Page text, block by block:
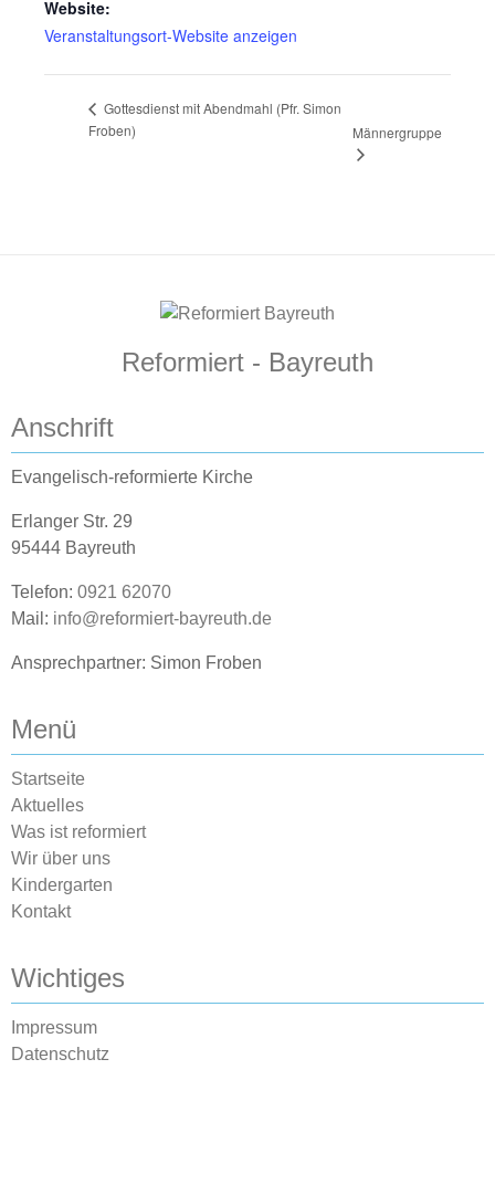
Website:
Veranstaltungsort-Website anzeigen
Gottesdienst mit Abendmahl (Pfr. Simon
Froben)
Männergruppe
Reformiert - Bayreuth
Anschrift
Evangelisch-reformierte Kirche
Erlanger Str. 29
95444 Bayreuth
Telefon: 0921 62070
Mail: info@reformiert-bayreuth.de
Ansprechpartner: Simon Froben
Menü
Startseite
Aktuelles
Was ist reformiert
Wir über uns
Kindergarten
Kontakt
Wichtiges
Impressum
Datenschutz